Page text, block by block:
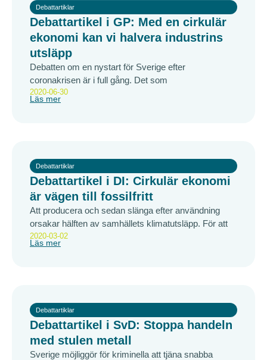
Debattartiklar
Debattartikel i GP: Med en cirkulär
ekonomi kan vi halvera industrins
utsläpp
Debatten om en nystart för Sverige efter
coronakrisen är i full gång. Det som
2020-06-30
Läs mer
Debattartiklar
Debattartikel i DI: Cirkulär ekonomi
är vägen till fossilfritt
Att producera och sedan slänga efter användning
orsakar hälften av samhällets klimatutsläpp. För att
2020-03-02
Läs mer
Debattartiklar
Debattartikel i SvD: Stoppa handeln
med stulen metall
Sverige möjliggör för kriminella att tjäna snabba